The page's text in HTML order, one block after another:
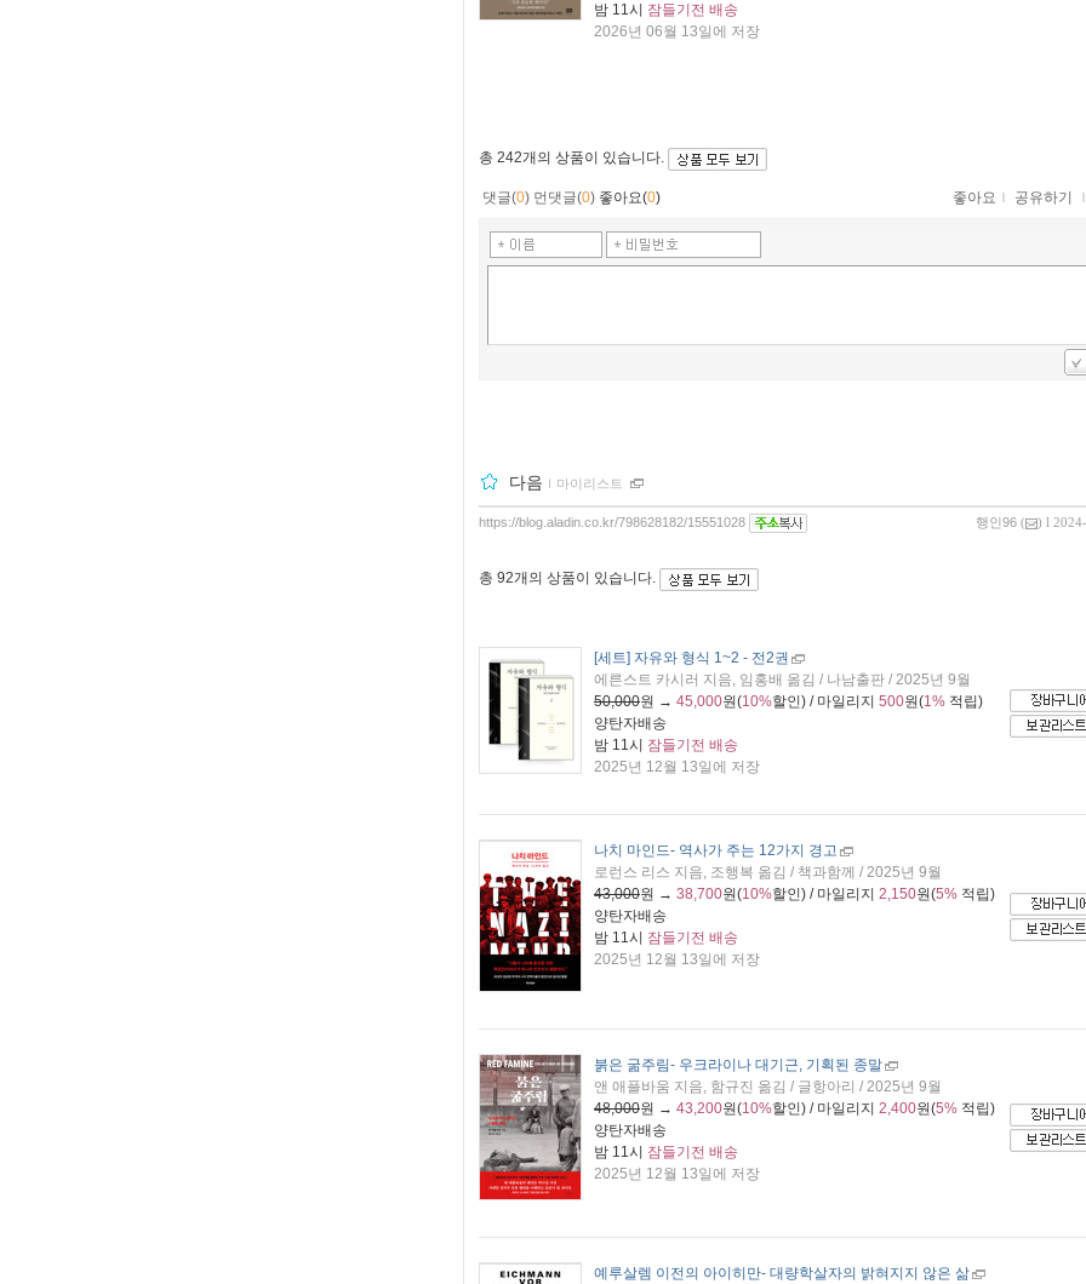
밤 11시 잠들기전 배송
2026년 06월 13일에 저장
총 242개 의 상품이 있습니다.
댓글(0) 먼댓글(0) 좋아요(0) 좋아요 ｌ 공유하기 ｌ
다음 ｌ 마이리스트
행인96 ( ) l
https://blog.aladin.co.kr/798628182/15551028
총 92개 의 상품이 있습니다.
[세트] 자유와 형식 1~2 - 전2권
에른스트 카시러 지음, 임홍배 옮김 / 나남출판 / 2025년 9월
50,000원 → 45,000원(10%할인) / 마일리지 500원(1% 적립)
양탄자배송
밤 11시 잠들기전 배송
2025년 12월 13일에 저장
나치 마인드- 역사가 주는 12가지 경고
로런스 리스 지음, 조행복 옮김 / 책과함께 / 2025년 9월
43,000원 → 38,700원(10%할인) / 마일리지 2,150원(5% 적립)
양탄자배송
밤 11시 잠들기전 배송
2025년 12월 13일에 저장
붉은 굶주림- 우크라이나 대기근, 기획된 종말
앤 애플바움 지음, 함규진 옮김 / 글항아리 / 2025년 9월
48,000원 → 43,200원(10%할인) / 마일리지 2,400원(5% 적립)
양탄자배송
밤 11시 잠들기전 배송
2025년 12월 13일에 저장
예루살렘 이전의 아이히만- 대량학살자의 밝혀지지 않은 삶